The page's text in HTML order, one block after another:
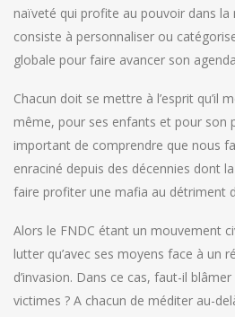
naïveté qui profite au pouvoir dans
consiste à personnaliser ou
globale pour faire avancer son
Chacun doit se mettre à l’esprit qu’il
même, pour ses enfants et pour son
important de comprendre que nous
enraciné depuis des décennies dont
faire profiter une mafia au détriment
Alors le FNDC étant un mouvement
lutter qu’avec ses moyens face à un
d’invasion. Dans ce cas, faut-il
victimes ? A chacun de méditer au-